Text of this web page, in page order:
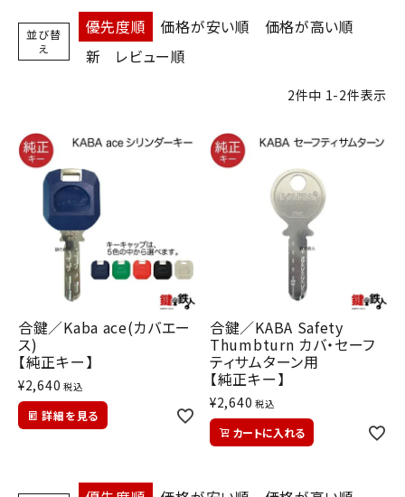
レバーハンドル錠の交換
レバーハンドルのみ交換
防犯対策
南京錠
認知症対策
INFORMATION
ACCOUNT MENU
ようこそ ゲスト 様
meeting_room ログイン 会員登録
並び替
え
優先度順 価格が安い順
価格が高い順
新
レビュー順
2件中 1-2件表示
合鍵／Kaba ace(カバエー
ス)
【純正キー】
¥2,640 税込
詳細を見る
合鍵／KABA Safety
Thumbturn カバ・セーフ
ティサムターン用
【純正キー】
¥2,640 税込
カートに入れる